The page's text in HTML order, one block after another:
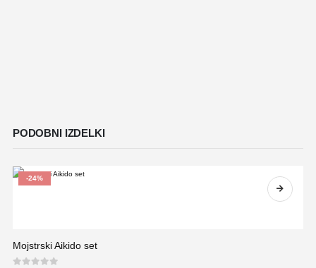
PODOBNI IZDELKI
-24%
Mojstrski Aikido set